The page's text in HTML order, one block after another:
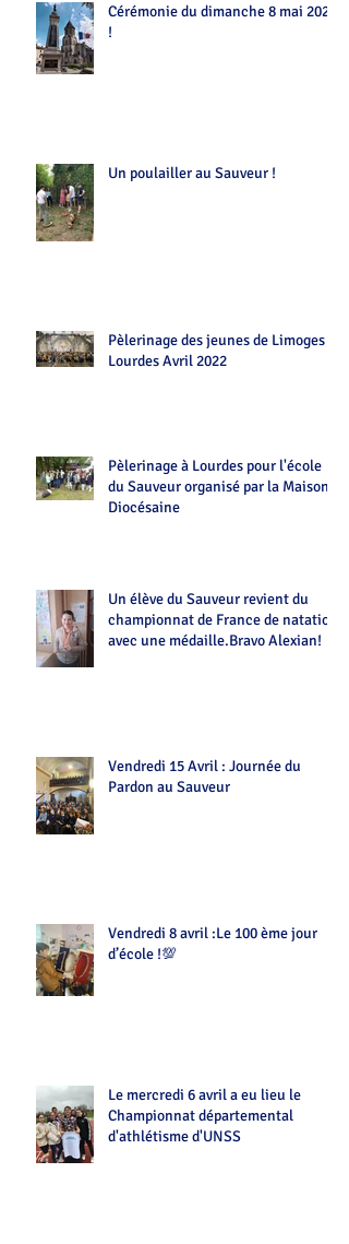
Cérémonie du dimanche 8 mai 2022
!
Un poulailler au Sauveur !
Pèlerinage des jeunes de Limoges
Lourdes Avril 2022
Pèlerinage à Lourdes pour l'école
du Sauveur organisé par la Maison
Diocésaine
Un élève du Sauveur revient du
championnat de France de natation
avec une médaille.Bravo Alexian!
Vendredi 15 Avril : Journée du
Pardon au Sauveur
Vendredi 8 avril :Le 100 ème jour
d’école !💯
Le mercredi 6 avril a eu lieu le
Championnat départemental
d'athlétisme d'UNSS